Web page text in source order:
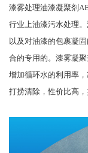
漆雾处理油漆凝聚剂
行业上油漆污水处理
以及对油漆的包裹凝
合的专用的。漆雾凝
增加循环水的利用率
打捞清除，性价比高，